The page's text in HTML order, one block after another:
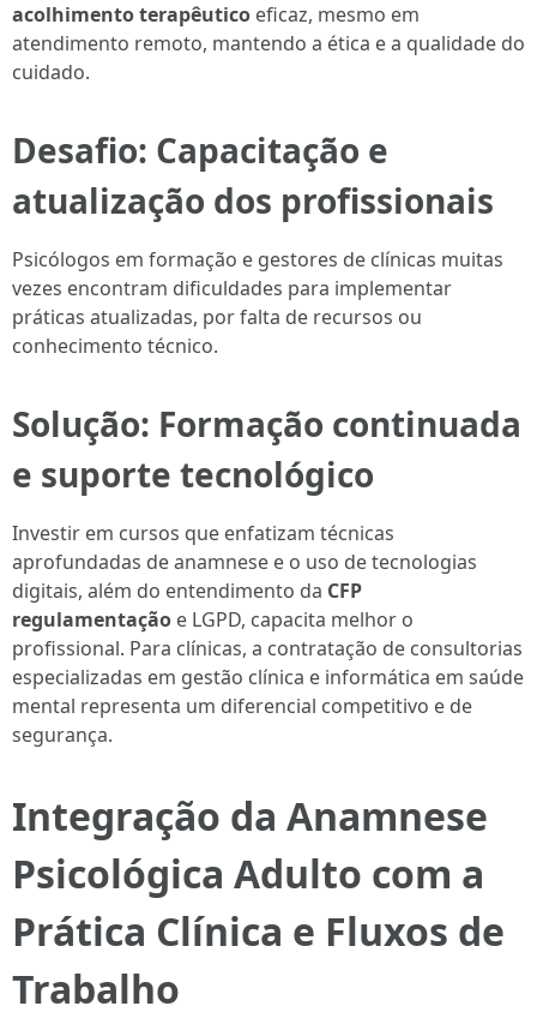
acolhimento terapêutico eficaz, mesmo em
atendimento remoto, mantendo a ética e a qualidade do
cuidado.
Desafio: Capacitação e
atualização dos profissionais
Psicólogos em formação e gestores de clínicas muitas
vezes encontram dificuldades para implementar
práticas atualizadas, por falta de recursos ou
conhecimento técnico.
Solução: Formação continuada
e suporte tecnológico
Investir em cursos que enfatizam técnicas
aprofundadas de anamnese e o uso de tecnologias
digitais, além do entendimento da CFP
regulamentação e LGPD, capacita melhor o
profissional. Para clínicas, a contratação de consultorias
especializadas em gestão clínica e informática em saúde
mental representa um diferencial competitivo e de
segurança.
Integração da Anamnese
Psicológica Adulto com a
Prática Clínica e Fluxos de
Trabalho